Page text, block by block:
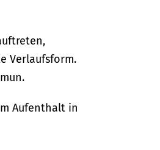
Verlaufsform.
Aufenthalt in